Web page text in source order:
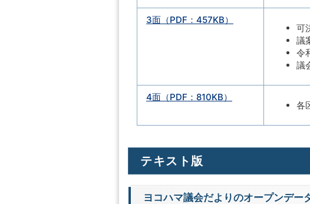
3面（PDF：457KB）
可
議
令
議
4面（PDF：810KB）
各
テキスト版
ヨコハマ議会だよりのオープンデー